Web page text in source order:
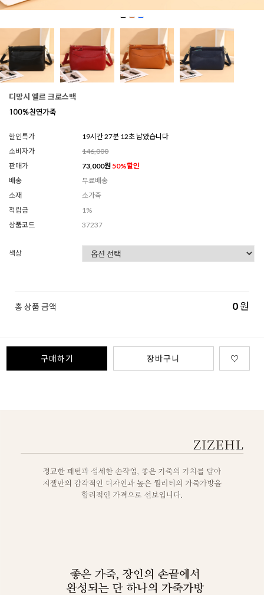
디망시 엘르 크로스백
할인특가
19시간 27분 07초 남았습니다
소비자가
146,000
판매가
73,000원 50%할인
배송
무료배송
소재
소가죽
적립금
1%
상품코드
37237
색상
총 상품 금액 0원
구매하기 장바구니 ♡